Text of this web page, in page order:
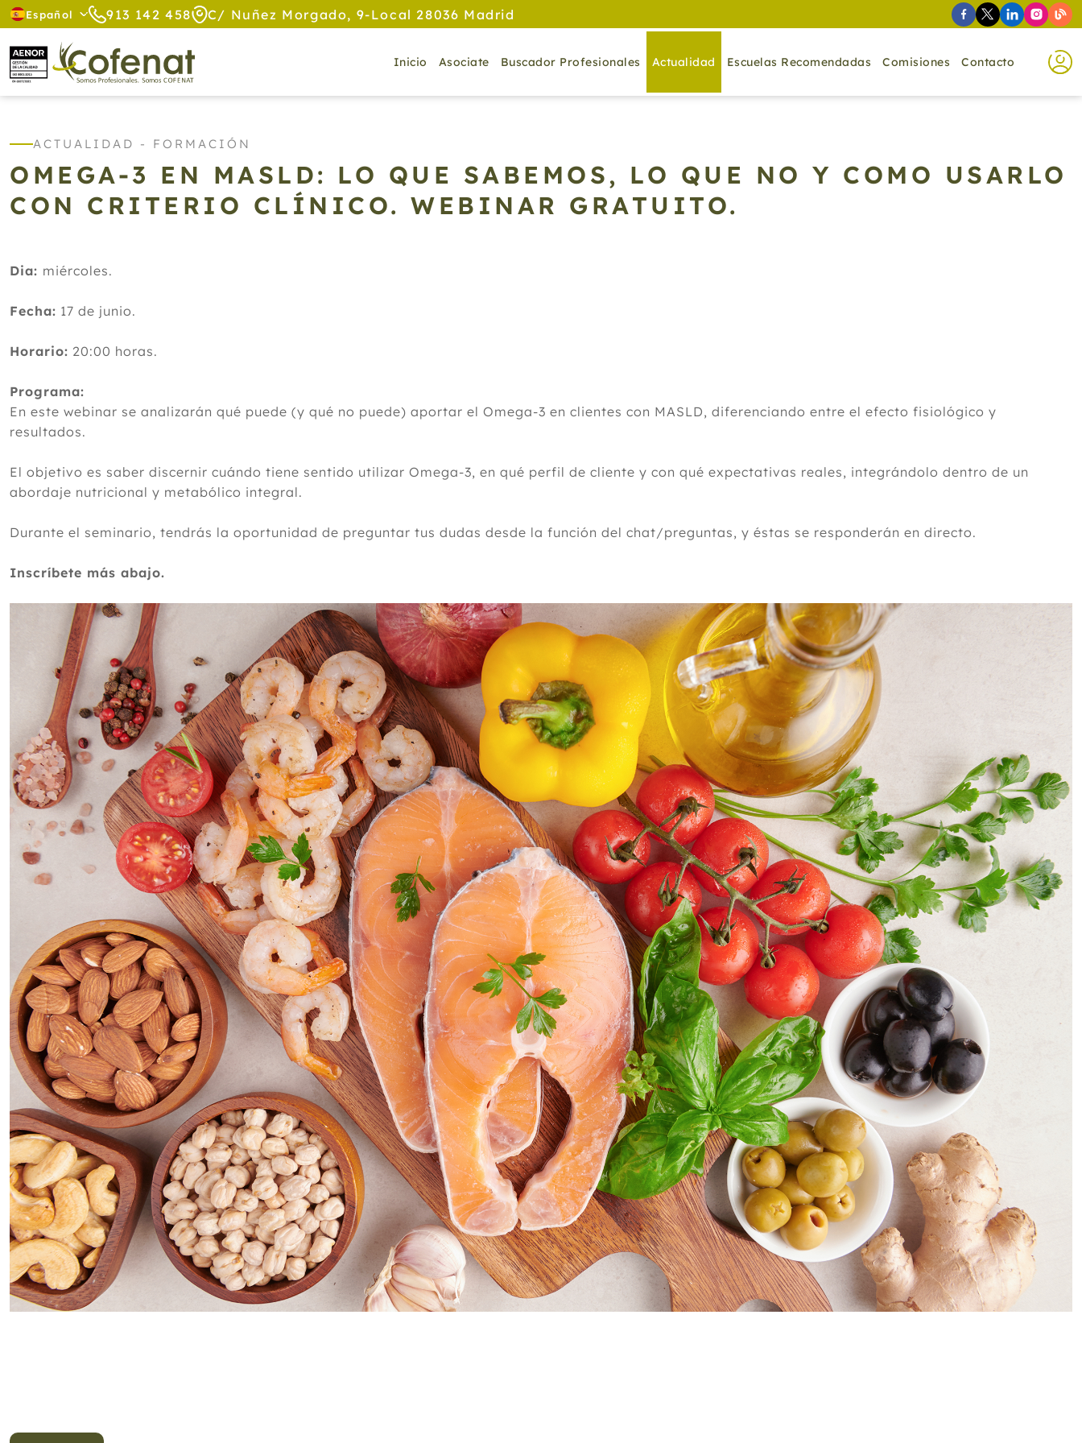
Español 913 142 458 C/ Nuñez Morgado, 9-Local 28036 Madrid
Inicio Asociate Buscador Profesionales Actualidad Escuelas Recomendadas Comisiones Contacto
ACTUALIDAD - FORMACIÓN
OMEGA-3 EN MASLD: LO QUE SABEMOS, LO QUE NO Y COMO USARLO
CON CRITERIO CLÍNICO. WEBINAR GRATUITO.
Dia: miércoles.
Fecha: 17 de junio.
Horario: 20:00 horas.
Programa:
En este webinar se analizarán qué puede (y qué no puede) aportar el Omega-3 en clientes con MASLD, diferenciando entre el efecto fisiológico y
resultados.
El objetivo es saber discernir cuándo tiene sentido utilizar Omega-3, en qué perfil de cliente y con qué expectativas reales, integrándolo dentro de un
abordaje nutricional y metabólico integral.
Durante el seminario, tendrás la oportunidad de preguntar tus dudas desde la función del chat/preguntas, y éstas se responderán en directo.
Inscríbete más abajo.